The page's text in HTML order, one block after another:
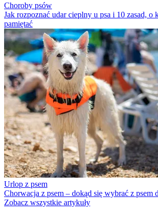
Choroby psów
Jak rozpoznać udar cieplny u psa i 10 zasad, o
pamiętać
Urlop z psem
Chorwacja z psem – dokąd się wybrać z psem
Zobacz wszystkie artykuły